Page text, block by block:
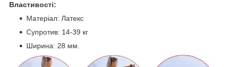
Властивості:
Матеріал: Латекс
Супротив: 14-39 кг
Ширина: 28 мм.